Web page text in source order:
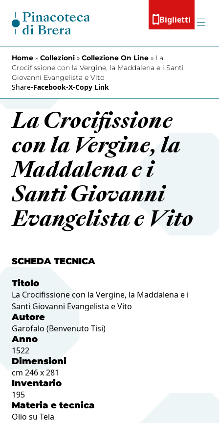
Biglietti
Menu
Home » Collezioni » Collezione On Line » La
Crocifissione con la Vergine, la Maddalena e i Santi
Giovanni Evangelista e Vito
Share-Facebook-X-Copy Link
La Crocifissione
con la Vergine, la
Maddalena e i
Santi Giovanni
Evangelista e Vito
SCHEDA TECNICA
Titolo
La Crocifissione con la Vergine, la Maddalena e i
Santi Giovanni Evangelista e Vito
Autore
Garofalo (Benvenuto Tisi)
Anno
1522
Dimensioni
cm 246 x 281
Inventario
195
Materia e tecnica
Olio su Tela